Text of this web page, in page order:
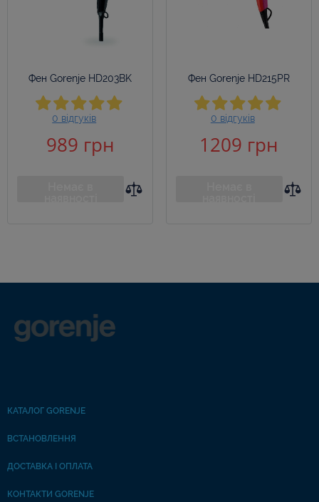
Фен Gorenje HD203BK
0 відгуків
989 грн
Фен Gorenje HD215PR
0 відгуків
1209 грн
КАТАЛОГ GORENJE
ВСТАНОВЛЕННЯ
ДОСТАВКА І ОПЛАТА
КОНТАКТИ GORENJE